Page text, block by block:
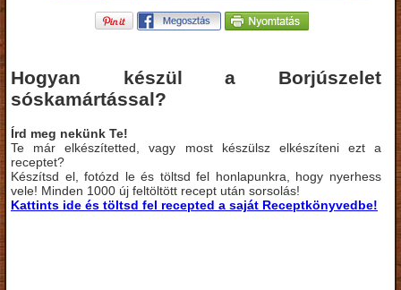
Hogyan készül a Borjúszelet
sóskamártással?
Írd meg nekünk Te!
Te már elkészítetted, vagy most készülsz elkészíteni ezt a
receptet?
Készítsd el, fotózd le és töltsd fel honlapunkra, hogy nyerhess
vele! Minden 1000 új feltöltött recept után sorsolás!
Kattints ide és töltsd fel recepted a saját Receptkönyvedbe!